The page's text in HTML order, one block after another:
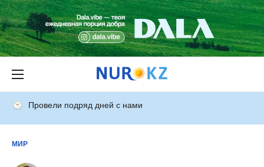
Провели подряд дней с нами
МИР